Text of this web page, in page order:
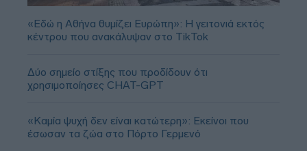
«Εδώ η Αθήνα θυμίζει Ευρώπη»: H γειτονιά εκτός
κέντρου που ανακάλυψαν στο TikTok
Δύο σημείο στίξης που προδίδουν ότι
χρησιμοποίησες CHAT-GPT
«Καμία ψυχή δεν είναι κατώτερη»: Εκείνοι που
έσωσαν τα ζώα στο Πόρτο Γερμενό